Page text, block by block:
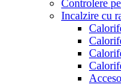
Controlere
Incalzire cu